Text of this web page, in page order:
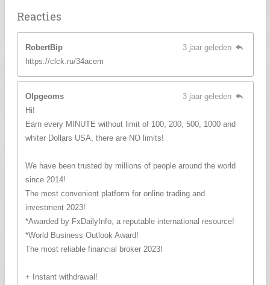
Reacties
RobertBip
3 jaar geleden
https://clck.ru/34acem
Olpgeoms
3 jaar geleden
Hi!
Earn every MINUTE without limit of 100, 200, 500, 1000 and
whiter Dollars USA, there are NO limits!
We have been trusted by millions of people around the world
since 2014!
The most convenient platform for online trading and
investment 2023!
*Awarded by FxDailyInfo, a reputable international resource!
*World Business Outlook Award!
The most reliable financial broker 2023!
+ Instant withdrawal!